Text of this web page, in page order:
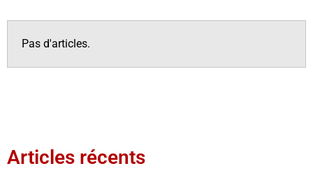
Pas d'articles.
Articles récents